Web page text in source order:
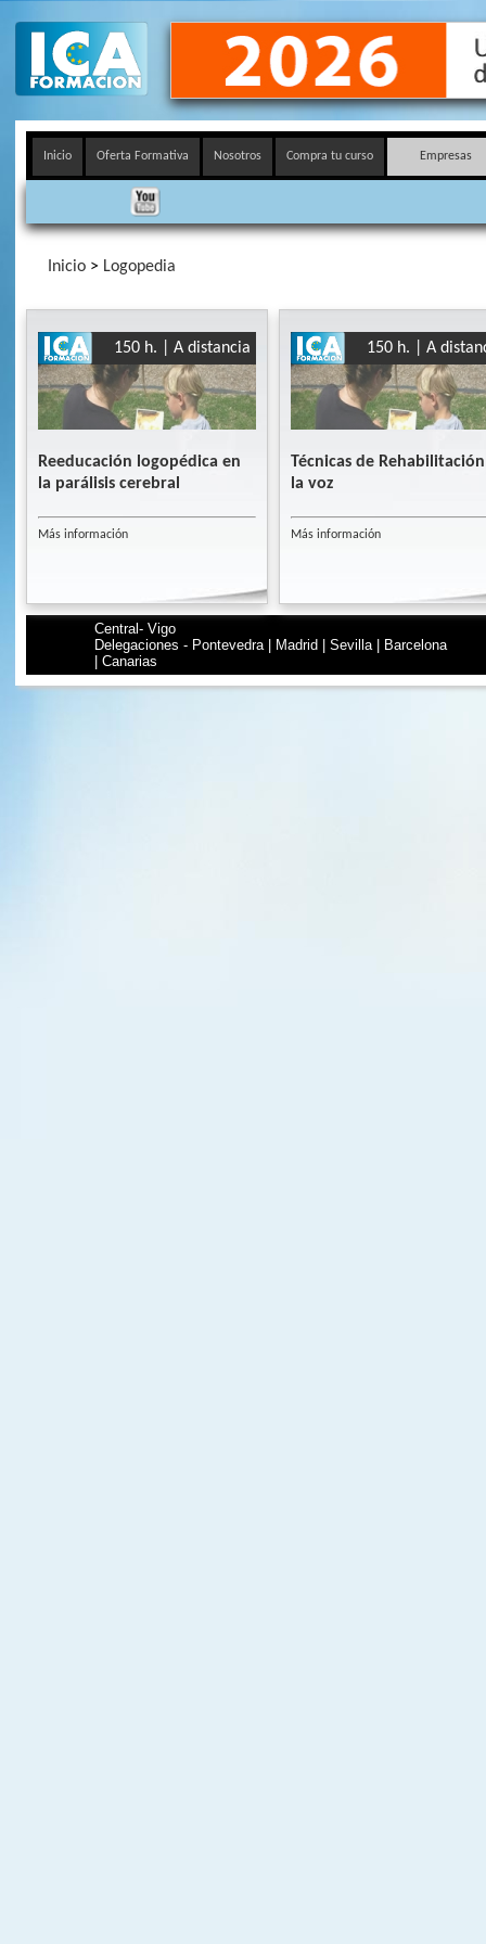
Inicio Oferta Formativa Nosotros Compra tu curso Empresas
Inicio> Logopedia
150 h. | A distancia
Reeducación logopédica en
la parálisis cerebral
Más información
150 h. | A
Técnicas de
la voz
Más información
Central- Vigo
Delegaciones - Pontevedra | Madrid | Sevilla | Barcelona
| Canarias